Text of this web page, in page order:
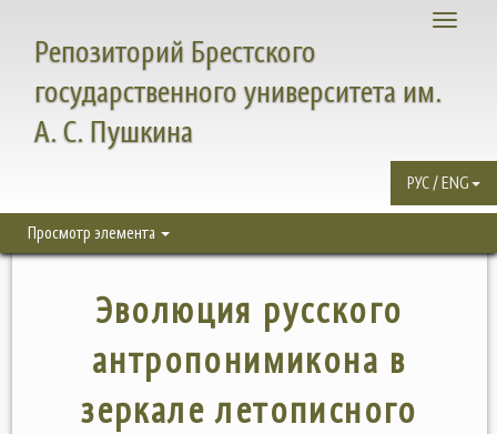
Toggle
Репозиторий Брестского
государственного университета им.
А. С. Пушкина
РУС / ENG
Просмотр элемента
Эволюция русского
антропонимикона в
зеркале летописного